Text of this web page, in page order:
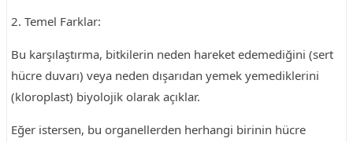
2. Temel Farklar:
Bu karşılaştırma, bitkilerin neden hareket edemediğini (sert
hücre duvarı) veya neden dışarıdan yemek yemediklerini
(kloroplast) biyolojik olarak açıklar.
Eğer istersen, bu organellerden herhangi birinin hücre